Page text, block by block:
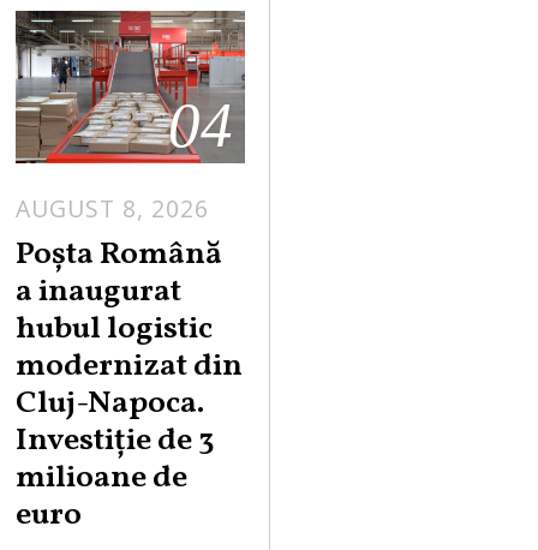
04
AUGUST 8, 2026
Poșta Română
a inaugurat
hubul logistic
modernizat din
Cluj-Napoca.
Investiție de 3
milioane de
euro